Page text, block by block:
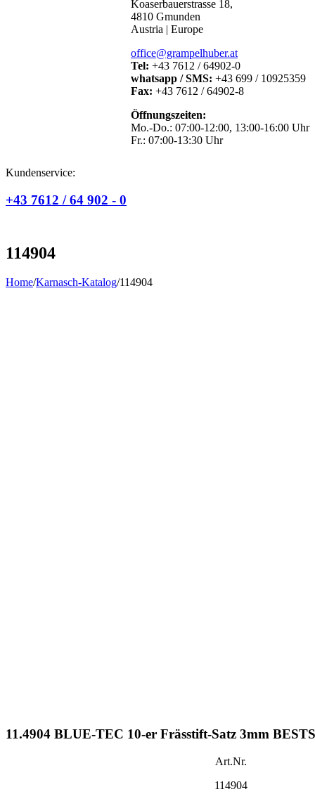
Koaserbauerstrasse 18,
4810 Gmunden
Austria | Europe
office@grampelhuber.at
Tel: +43 7612 / 64902-0
whatsapp / SMS: +43 699 / 10925359
Fax: +43 7612 / 64902-8
Öffnungszeiten:
Mo.-Do.: 07:00-12:00, 13:00-16:00 Uhr
Fr.: 07:00-13:30 Uhr
Kundenservice:
+43 7612 / 64 902 - 0
114904
Home/Karnasch-Katalog/114904
11.4904 BLUE-TEC 10-er Frässtift-Satz 3mm
Art.Nr.
114904